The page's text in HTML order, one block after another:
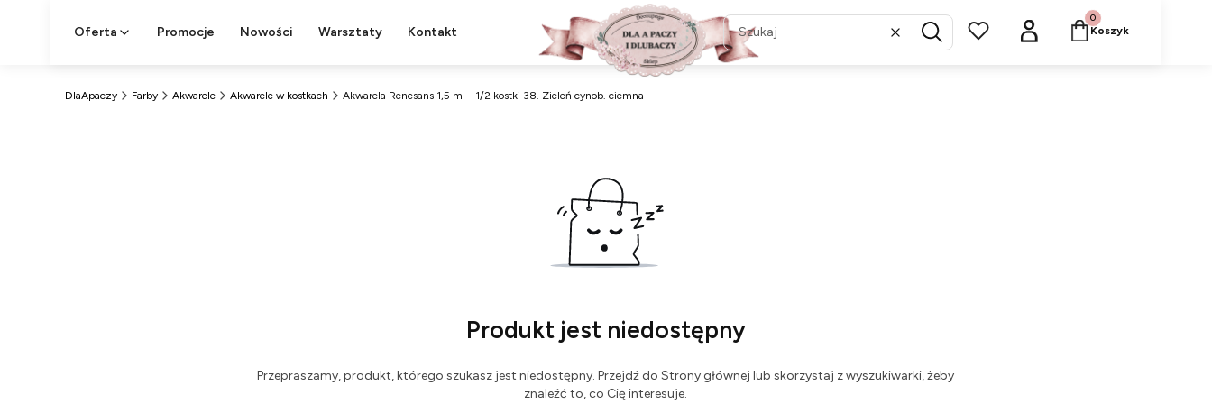
Oferta Promocje Nowości Warsztaty Kontakt WyczyśćSzukaj
Produkty w koszyku:
Koszyk
DlaApaczy Farby Akwarele Akwarele w kostkach Akwarela Renesans 1,5 ml - 1/2 kostki 38. Zieleń cynob. ciemna
Produkt jest niedostępny
Przepraszamy, produkt, którego szukasz jest niedostępny. Przejdź do Strony głównej lub skorzystaj z wyszukiwarki, żeby
znaleźć to, co Cię interesuje.